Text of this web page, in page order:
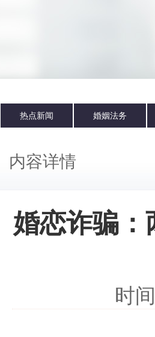
热点新闻 婚姻法务
内容详情
婚恋诈骗：
时